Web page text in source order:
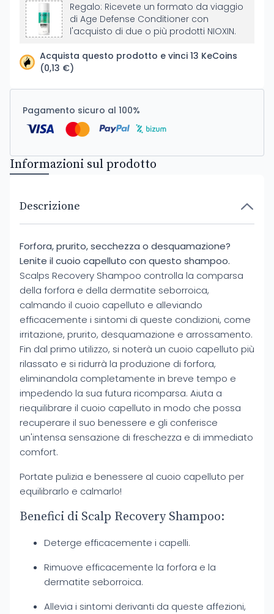
Regalo: Ricevete un formato da viaggio
di Age Defense Conditioner con
l'acquisto di due o più prodotti NIOXIN.
Acquista questo prodotto e vinci 13 KeCoins
(0,13 €)
Pagamento sicuro al 100%
Informazioni sul prodotto
Descrizione
Forfora, prurito, secchezza o desquamazione?
Lenite il cuoio capelluto con questo shampoo.
Scalps Recovery Shampoo controlla la comparsa
della forfora e della dermatite seborroica,
calmando il cuoio capelluto e alleviando
efficacemente i sintomi di queste condizioni, come
irritazione, prurito, desquamazione e arrossamento.
Fin dal primo utilizzo, si noterà un cuoio capelluto più
rilassato e si ridurrà la produzione di forfora,
eliminandola completamente in breve tempo e
impedendo la sua futura ricomparsa. Aiuta a
riequilibrare il cuoio capelluto in modo che possa
recuperare il suo benessere e gli conferisce
un'intensa sensazione di freschezza e di immediato
comfort.
Portate pulizia e benessere al cuoio capelluto per
equilibrarlo e calmarlo!
Benefici di Scalp Recovery Shampoo:
Deterge efficacemente i capelli.
Rimuove efficacemente la forfora e la
dermatite seborroica.
Allevia i sintomi derivanti da queste affezioni,